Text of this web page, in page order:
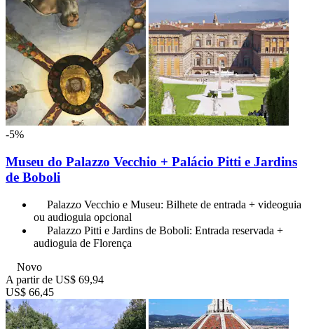
-5%
Museu do Palazzo Vecchio + Palácio Pitti e Jardins
de Boboli
Palazzo Vecchio e Museu: Bilhete de entrada + videoguia
ou audioguia opcional
Palazzo Pitti e Jardins de Boboli: Entrada reservada +
audioguia de Florença
Novo
A partir de US$ 69,94
US$ 66,45